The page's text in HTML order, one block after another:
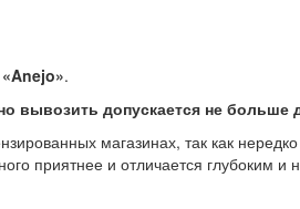
«Anejo».
вывозить допускается не больше
магазинах, так как
приятнее и отличается глубоким